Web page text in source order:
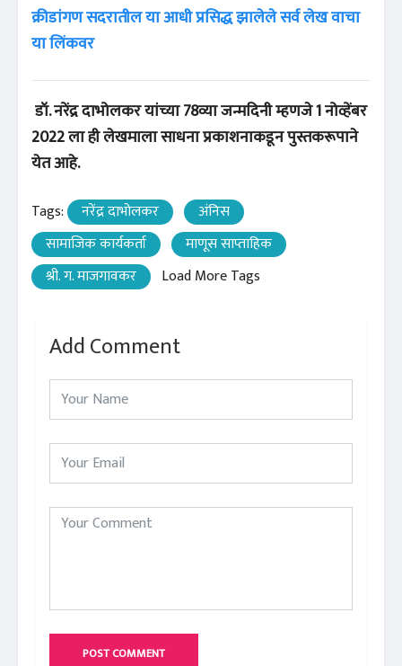
क्रीडांगण सदरातील या आधी प्रसिद्ध झालेले सर्व लेख वाचा
या लिंकवर
डॉ. नरेंद्र दाभोलकर यांच्या 78व्या जन्मदिनी म्हणजे 1 नोव्हेंबर
2022 ला ही लेखमाला साधना प्रकाशनाकडून पुस्तकरूपाने
येत आहे.
Tags: नरेंद्र दाभोलकर
अंनिस
सामाजिक कार्यकर्ता
माणूस साप्ताहिक
श्री. ग. माजगावकर
Load More Tags
Add Comment
POST COMMENT